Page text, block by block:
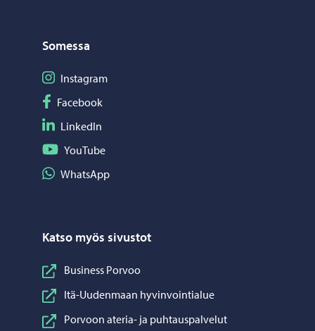
Somessa
Seuraa Instagram
Instagram
Seuraa Facebook
Facebook
Seuraa LinkedIn
LinkedIn
Seuraa YouTube
YouTube
Jaa WhatsApp
WhatsApp
Katso myös sivustot
Business Porvoo
Itä-Uudenmaan hyvinvointialue
Porvoon ateria- ja puhtauspalvelut